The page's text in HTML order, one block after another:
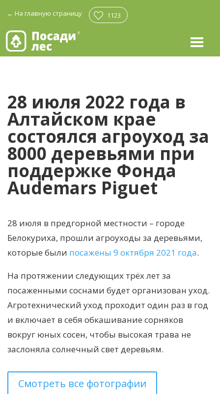
← На главную страницу 1123
28 июля 2022 года в
Алтайском крае
состоялся агроуход за
8000 деревьями при
поддержке Фонда
Audemars Piguet
28 июля в предгорной местности – городе
Белокуриха, прошли агроуходы за деревьями,
которые были посажены 9 октября 2021 года.
На протяжении следующих трёх лет за
посаженными соснами будет организован уход.
Агротехнический уход проходит один раз в год
и включает в себя обкашивание сорняков
вокруг юных сосен, чтобы высокая трава не
заслоняла солнечный свет деревьям.
Смотреть все фотографии